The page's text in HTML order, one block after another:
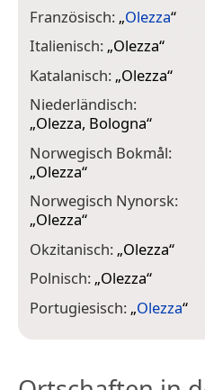
Französisch: „Olezza“
Italienisch: „Olezza“
Katalanisch: „Olezza“
Niederländisch:
„Olezza, Bologna“
Norwegisch Bokmål:
„Olezza“
Norwegisch Nynorsk:
„Olezza“
Okzitanisch: „Olezza“
Polnisch: „Olezza“
Portugiesisch: „Olezza“